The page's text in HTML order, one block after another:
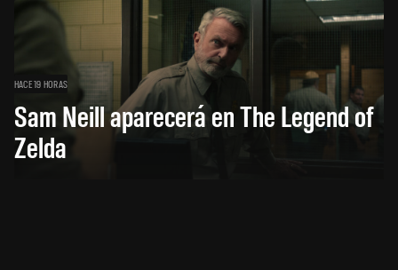
HACE 19 HORAS
Sam Neill aparecerá en The Legend of
Zelda